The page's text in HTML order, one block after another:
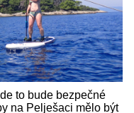
to bude bezpečné
na Pelješaci mělo být